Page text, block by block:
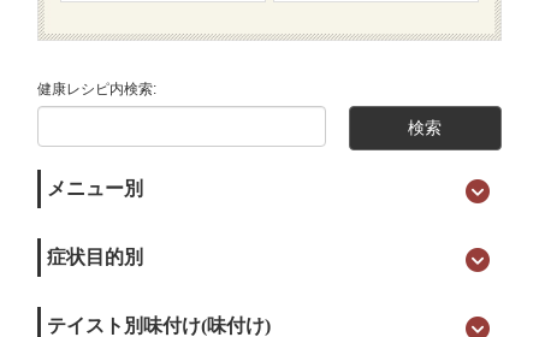
健康レシピ内検索:
メニュー別
症状目的別
テイスト別味付け(味付け)